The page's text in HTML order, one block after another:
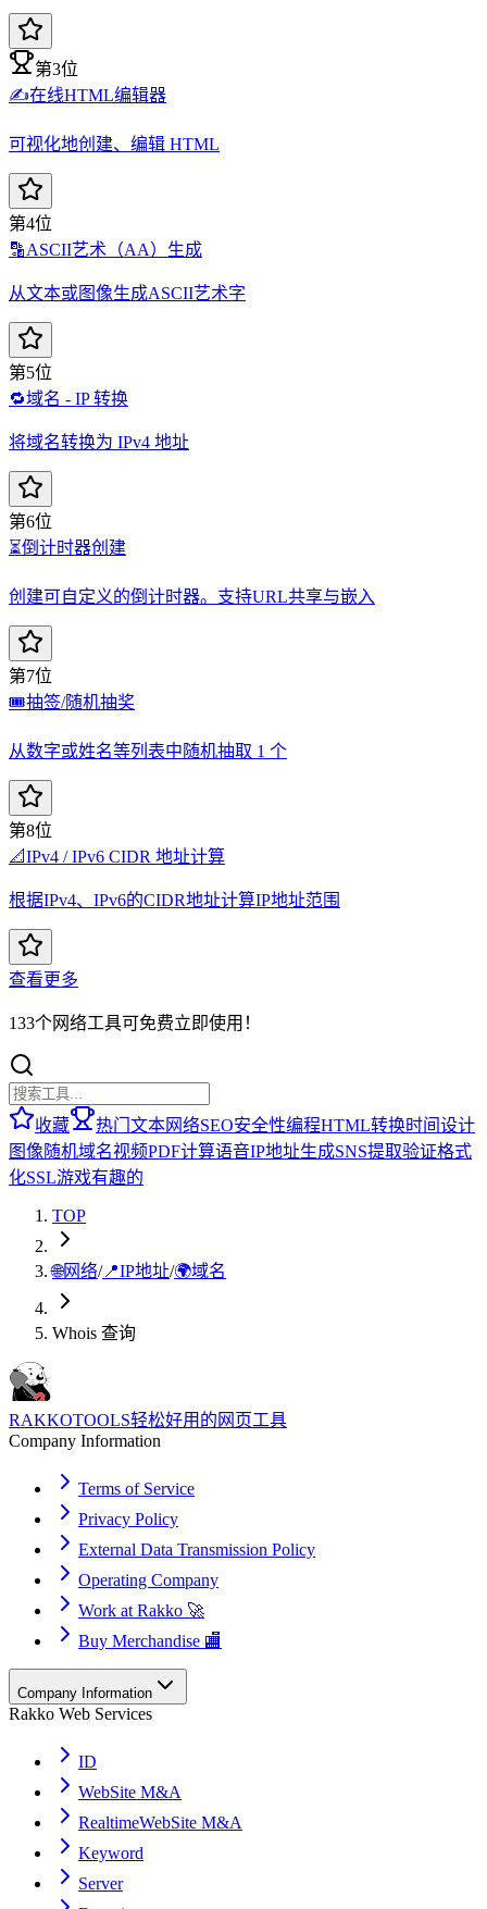
第3位
✍️在线HTML编辑器
可视化地创建、编辑 HTML
第4位
🔡ASCII艺术（AA）生成
从文本或图像生成ASCII艺术字
第5位
🔁域名 - IP 转换
将域名转换为 IPv4 地址
第6位
⏳倒计时器创建
创建可自定义的倒计时器。支持URL共享与嵌入
第7位
🎟️抽签/随机抽奖
从数字或姓名等列表中随机抽取 1 个
第8位
📐IPv4 / IPv6 CIDR 地址计算
根据IPv4、IPv6的CIDR地址计算IP地址范围
查看更多
133个网络工具可免费立即使用！
收藏 热门 文本网络SEO安全性编程HTML转换时间设计
图像随机域名视频PDF计算语音IP地址生成SNS提取验证格式
化SSL游戏有趣的
TOP
🌐网络/📍IP地址/🌍域名
Whois 查询
RAKKOTOOLS轻松好用的网页工具
Company Information
Terms of Service
Privacy Policy
External Data Transmission Policy
Operating Company
Work at Rakko 🚀
Buy Merchandise 🏬
Company Information
Rakko Web Services
ID
WebSite M&A
RealtimeWebSite M&A
Keyword
Server